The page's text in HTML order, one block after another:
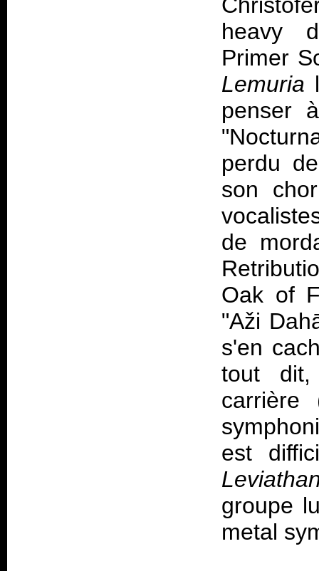
heavy
Primer
Lemuria
penser
perdu
son
de
Oak of
"Aži
s'en
tout
carrière
est
groupe
metal